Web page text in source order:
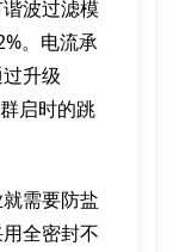
波过滤模
。电流承
升级
启时的跳
需要防盐
全密封不